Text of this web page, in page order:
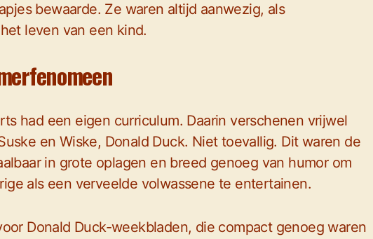
bewaarde. Ze waren altijd aanwezig, als
leven van een kind.
had een eigen curriculum. Daarin verschenen vrijwel
en Wiske, Donald Duck. Niet toevallig. Dit waren de
in grote oplagen en breed genoeg van humor om
als een verveelde volwassene te entertainen.
Donald Duck-weekbladen, die compact genoeg waren